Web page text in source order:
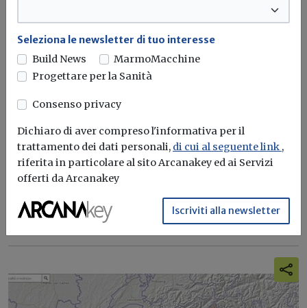
12 Città metropolitane sottoscrivono
la Carta di Bologna per l’Ambiente
Redazione Build News
Sono otto i macro obiettivi individuati dalla Carta da
Ambiente Città metropolitane Bologna Carta
Seleziona le newsletter di tuo interesse
Build News
MarmoMacchine
Progettare per la Sanità
Consenso privacy
Dichiaro di aver compreso l'informativa per il
trattamento dei dati personali, di cui al seguente link ,
riferita in particolare al sito Arcanakey ed ai Servizi
offerti da Arcanakey
Iscriviti alla newsletter